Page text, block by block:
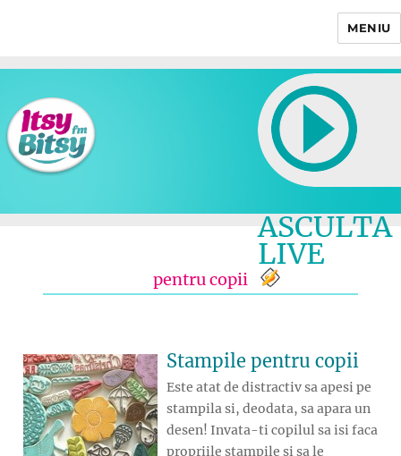
MENIU
ASCULTA
LIVE
pentru copii
Stampile pentru copii
Este atat de distractiv sa apesi pe
stampila si, deodata, sa apara un
desen! Invata-ti copilul sa isi faca
propriile stampile si sa le